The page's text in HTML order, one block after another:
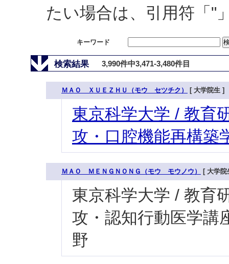
たい場合は、引用符「"
キーワード
検索結果 3,990件中3,471-3,480件目
ＭＡＯ ＸＵＥＺＨＵ（モウ セツチク） [ 大学院生 ]
東京科学大学 / 教育
攻・口腔機能再構築
ＭＡＯ ＭＥＮＧＮＯＮＧ（モウ モウノウ） [ 大学院
東京科学大学 / 教育
攻・認知行動医学講
野